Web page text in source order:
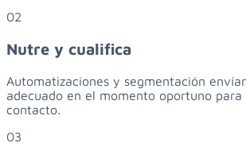
02
Nutre y cualifica
Automatizaciones y segmentación
adecuado en el momento oportuno para
contacto.
03